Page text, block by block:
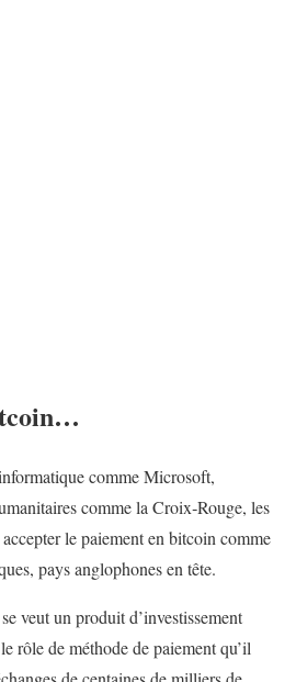
comme Microsoft,
comme la Croix‑Rouge, les
le paiement en bitcoin comme
pays anglophones en tête.
veut un produit d’investissement
rôle de méthode de paiement qu’il